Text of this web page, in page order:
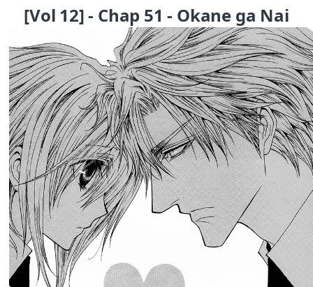
[Vol 12] - Chap 51 - Okane ga Nai